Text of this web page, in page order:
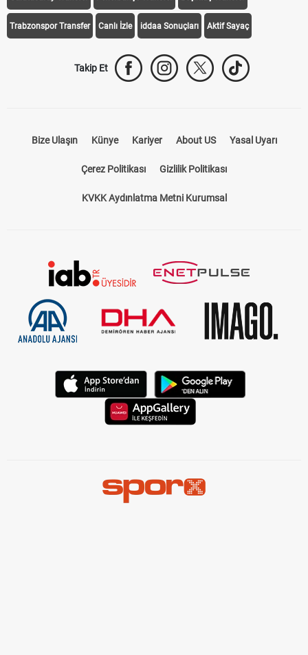
Trabzonspor Transfer Canlı İzle iddaa Sonuçları Aktif Sayaç
Takip Et
Bize Ulaşın Künye Kariyer About US Yasal Uyarı
Çerez Politikası Gizlilik Politikası
KVKK Aydınlatma Metni Kurumsal